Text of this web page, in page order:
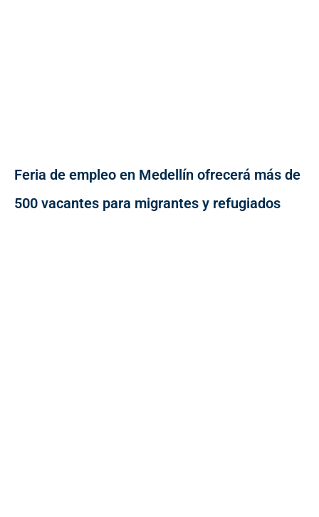
Feria de empleo en Medellín ofrecerá más de
500 vacantes para migrantes y refugiados